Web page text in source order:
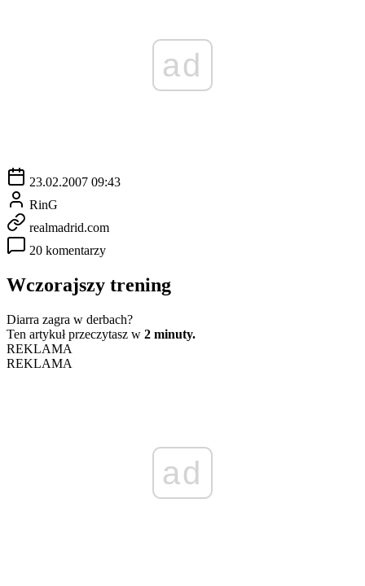
ad
23.02.2007 09:43
RinG
realmadrid.com
20 komentarzy
Wczorajszy trening
Diarra zagra w derbach?
Ten artykuł przeczytasz w 2 minuty.
REKLAMA
REKLAMA
ad